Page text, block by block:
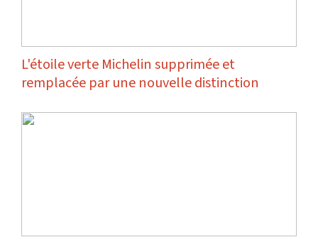
L'étoile verte Michelin supprimée et
remplacée par une nouvelle distinction